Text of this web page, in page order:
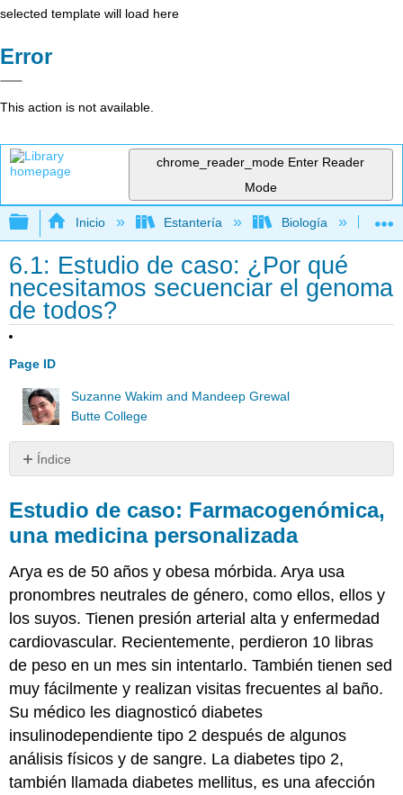
selected template will load here
Error
This action is not available.
chrome_reader_mode Enter Reader
Mode
Expandir/contraer jerarquía global
Inicio Estantería Biología
6.1: Estudio de caso: ¿Por qué
necesitamos secuenciar el genoma
de todos?
Page ID
Suzanne Wakim and Mandeep Grewal
Butte College
Índice
de
caso:
Farmacogenómica,
medicina
personalizada
Al
leer
este
capítulo,
trate
de
responder
las
siguientes
preguntas:
Estudio de caso: Farmacogenómica,
una medicina personalizada
Arya es de 50 años y obesa mórbida. Arya usa
pronombres neutrales de género, como ellos, ellos y
los suyos. Tienen presión arterial alta y enfermedad
cardiovascular. Recientemente, perdieron 10 libras
de peso en un mes sin intentarlo. También tienen sed
muy fácilmente y realizan visitas frecuentes al baño.
Su médico les diagnosticó diabetes
insulinodependiente tipo 2 después de algunos
análisis físicos y de sangre. La diabetes tipo 2,
también llamada diabetes mellitus, es una afección